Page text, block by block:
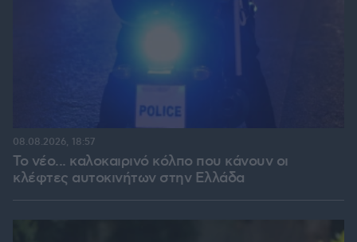
Το νέο... καλοκαιρινό κόλπο που κάνουν οι
κλέφτες αυτοκινήτων στην Ελλάδα
08.08.2026, 18:57